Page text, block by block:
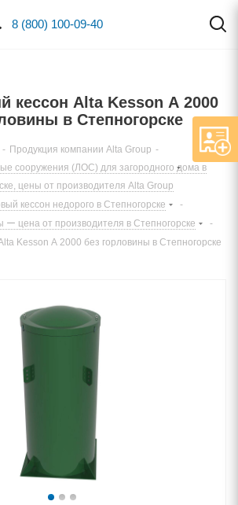
8 (800) 100-09-40
кессон Alta Kesson А 2000
в Степногорске
- Продукция компании Alta Group -
сооружения (ЛОС) для загородного дома в
цены от производителя Alta Group
кессон недорого в Степногорске
-
ー цена от производителя в Степногорске
-
Kesson А 2000 без горловины в Степногорске